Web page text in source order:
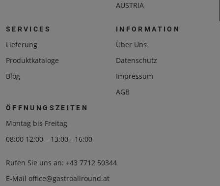
AUSTRIA
SERVICES
Lieferung
Produktkataloge
Blog
INFORMATION
Über Uns
Datenschutz
Impressum
AGB
ÖFFNUNGSZEITEN
Montag bis Freitag
08:00 12:00 – 13:00 - 16:00
Rufen Sie uns an: +43 7712 50344
E-Mail office@gastroallround.at